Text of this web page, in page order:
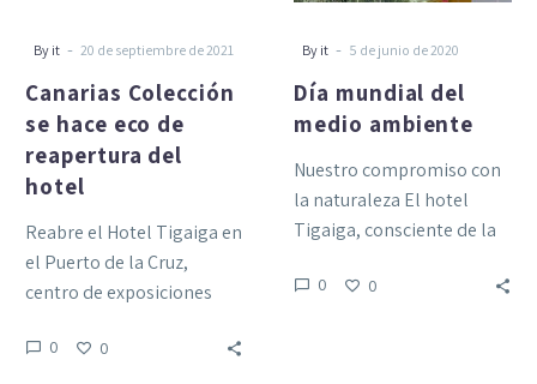
By it - 20 de septiembre de 2021
Canarias Colección
se hace eco de
reapertura del
hotel
Reabre el Hotel Tigaiga en
el Puerto de la Cruz,
centro de exposiciones
a todo el grupo…
0 0
By it - 5 de junio de 2020
Día mundial del
medio ambiente
Nuestro compromiso con
la naturaleza El hotel
Tigaiga, consciente de la
protección de nuestro
0 0